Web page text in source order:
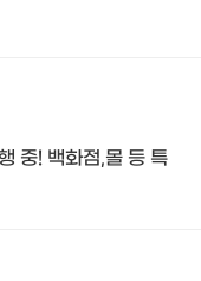
중! 백화점,몰 등 특